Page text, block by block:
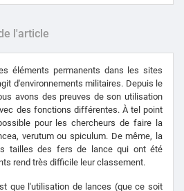
l'article
éléments permanents dans les sites
d'environnements militaires. Depuis le
avons des preuves de son utilisation
des fonctions différentes. À tel point
pour les chercheurs de faire la
verutum ou spiculum. De même, la
tailles des fers de lance qui ont été
rend très difficile leur classement.
que l'utilisation de lances (que ce soit